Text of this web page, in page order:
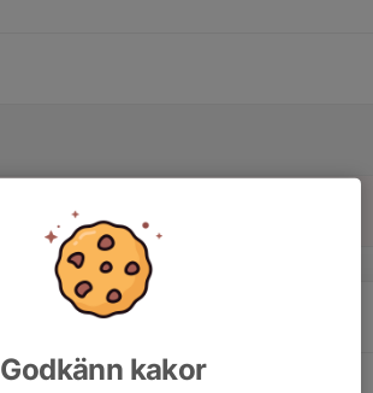
v.38
Godkänn kakor